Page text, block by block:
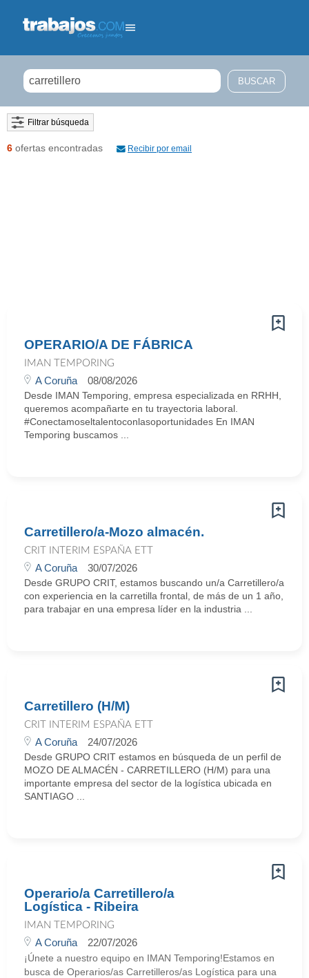
Filtrar búsqueda
6 ofertas encontradas Recibir por email
OPERARIO/A DE FÁBRICA
IMAN TEMPORING
A Coruña 08/08/2026
Desde IMAN Temporing, empresa especializada en RRHH,
queremos acompañarte en tu trayectoria laboral.
#Conectamoseltalentoconlasoportunidades En IMAN
Temporing buscamos ...
Carretillero/a-Mozo almacén.
CRIT INTERIM ESPAÑA ETT
A Coruña 30/07/2026
Desde GRUPO CRIT, estamos buscando un/a Carretillero/a
con experiencia en la carretilla frontal, de más de un 1 año,
para trabajar en una empresa líder en la industria ...
Carretillero (H/M)
CRIT INTERIM ESPAÑA ETT
A Coruña 24/07/2026
Desde GRUPO CRIT estamos en búsqueda de un perfil de
MOZO DE ALMACÉN - CARRETILLERO (H/M) para una
importante empresa del sector de la logística ubicada en
SANTIAGO ...
Operario/a Carretillero/a
Logística - Ribeira
IMAN TEMPORING
A Coruña 22/07/2026
¡Únete a nuestro equipo en IMAN Temporing!Estamos en
busca de Operarios/as Carretilleros/as Logística para una